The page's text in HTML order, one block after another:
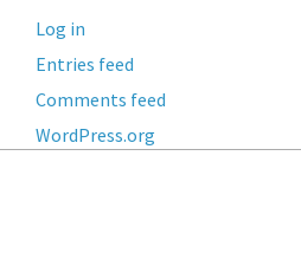
Log in
Entries feed
Comments feed
WordPress.org